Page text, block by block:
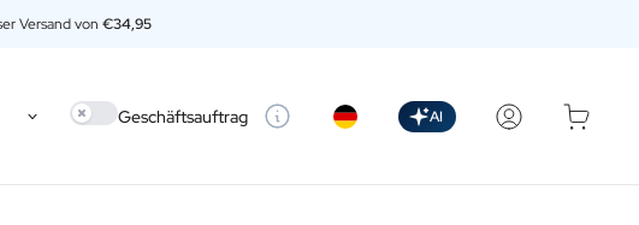
Versand von €34,95
Use settingGeschäftsauftrag AI